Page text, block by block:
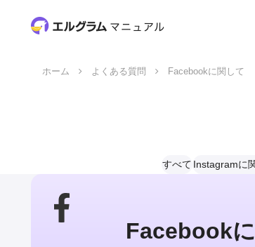
ホーム よくある質問 Facebookに関して
すべて Instagramに
Facebook